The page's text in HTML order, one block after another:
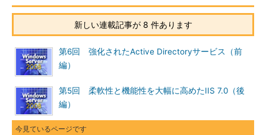
新しい連載記事が 8 件あります
第6回 強化されたActive Directoryサービス（前
編）
第5回 柔軟性と機能性を大幅に高めたIIS 7.0（後
編）